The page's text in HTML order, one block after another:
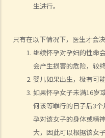
生进行。
只有在以下情况下，医生才会决
继续怀孕对孕妇的性命
会产生损害的危险，较
婴儿如果出生，极有可
如果怀孕女子未满16岁
何该等罪行的日子后3
孕对该女子的身体或精
大，因此可以根据该女
B. 婚前协议书及公共政策
1. 如果夫妻打算离婚，签订分居
2. 如果一方在聆讯前不再同意
F. 与非香港居民结婚
A. 香港居民与海外人士结婚（
B. 香港永久居民与内地人士结婚
C. 在港就业／就读的海外或中
G. 已婚人士享有的福利与权益